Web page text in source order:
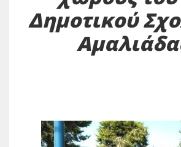
Δημοτικού